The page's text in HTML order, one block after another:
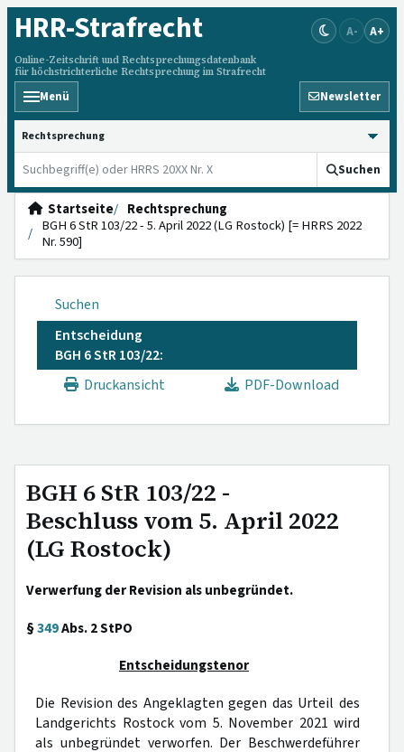
HRR-Strafrecht
Online-Zeitschrift und Rechtsprechungsdatenbank
für höchstrichterliche Rechtsprechung im Strafrecht
A- A+
Menü Newsletter
HRRS durchsuchen
Suchen
Startseite
Rechtsprechung
BGH 6 StR 103/22 - 5. April 2022 (LG Rostock) [= HRRS 2022
Nr. 590]
Suchen
Entscheidung
BGH 6 StR 103/22:
Druckansicht
PDF-Download
BGH 6 StR 103/22 -
Beschluss vom 5. April 2022
(LG Rostock)
Verwerfung der Revision als unbegründet.
§349Abs. 2 StPO
Entscheidungstenor
Die Revision des Angeklagten gegen das Urteil des
Landgerichts Rostock vom 5. November 2021 wird
als unbegründet verworfen. Der Beschwerdeführer